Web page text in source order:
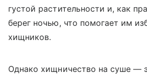
густой растительности и, как
берег ночью, что помогает им
хищников.
Однако хищничество на суше —